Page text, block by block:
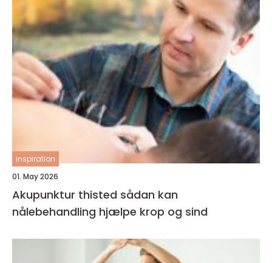
inspiration
01. May 2026
Akupunktur thisted sådan kan
nålebehandling hjælpe krop og sind